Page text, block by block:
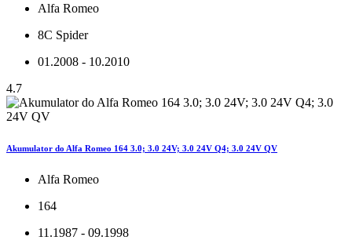
Alfa Romeo
8C Spider
01.2008 - 10.2010
4.7
Akumulator do Alfa Romeo 164 3.0; 3.0 24V; 3.0 24V Q4; 3.0 24V QV
Alfa Romeo
164
11.1987 - 09.1998